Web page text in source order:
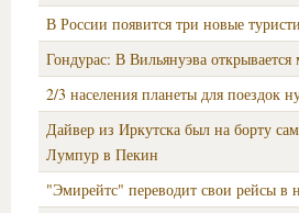
В России появится три новые
Гондурас: В Вильянуэва
2/3 населения планеты для поездок
Дайвер из Иркутска был на борту
Лумпур в Пекин
"Эмирейтс" переводит свои рейсы в